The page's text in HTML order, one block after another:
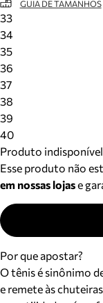
GUIA DE TAMANHOS
33
34
35
36
37
38
39
40
Produto indisponível
Esse produto não
em nossas lojase
Por que apostar?
O tênis é sinônimo
e remete às